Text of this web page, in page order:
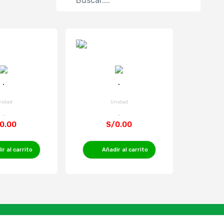
.
al carrito
.
Unidad
S/0.00
Añadir al carrito